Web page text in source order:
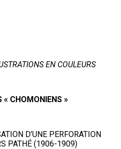
EN COULEURS
« CHOMONIENS »
D’UNE PERFORATION
PATHÉ (1906-1909)